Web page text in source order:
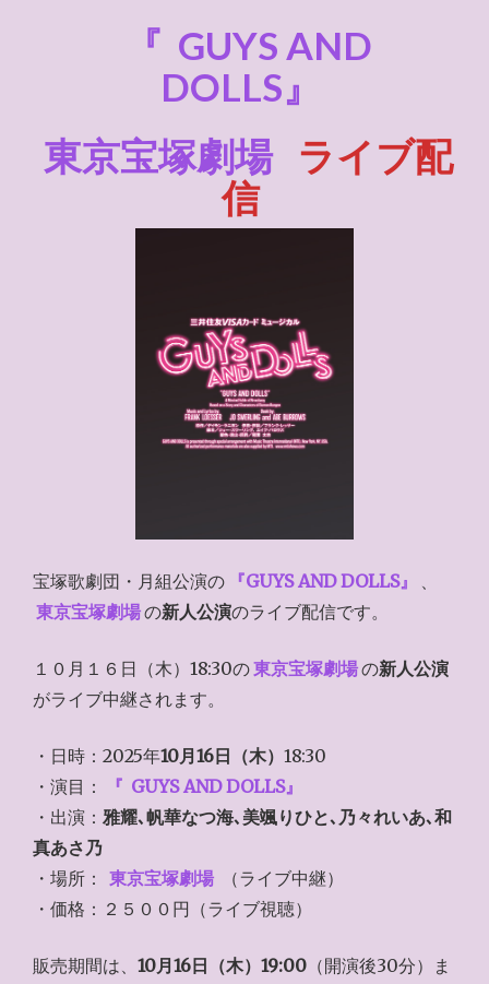
『 GUYS AND
DOLLS』
東京宝塚劇場 ライブ配
信
宝塚歌劇団・月組公演の 『GUYS AND DOLLS』
、
東京宝塚劇場の新人公演のライブ配信です。
１０月１６日（木）18:30の東京宝塚劇場の新人公演
がライブ中継されます。
・日時：2025年10月16日（木） 18:30
・演目：
『 GUYS AND DOLLS』
・出演： 雅耀､帆華なつ海､美颯りひと､乃々れいあ､和
真あさ乃
・場所：
東京宝塚劇場
（ライブ中継）
・価格：２５００円（ライブ視聴）
販売期間は、 10月16日（木）19:00 （開演後30分）ま